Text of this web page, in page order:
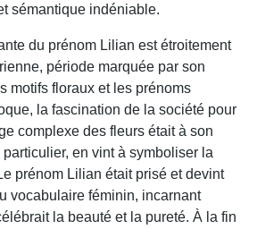
sémantique indéniable.
du prénom Lilian est étroitement
période marquée par son
motifs floraux et les prénoms
la fascination de la société pour
complexe des fleurs était à son
en vint à symboliser la
prénom Lilian était prisé et devint
vocabulaire féminin, incarnant
la beauté et la pureté. À la fin